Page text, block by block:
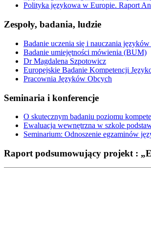
Polityka językowa w Europie. Raport
Zespoły, badania, ludzie
Badanie uczenia się i nauczania
Badanie umiejętności mówienia (BUM)
Dr Magdalena Szpotowicz
Europejskie Badanie Kompetencji
Pracownia Języków Obcych
Seminaria i konferencje
O skutecznym badaniu poziomu
Ewaluacja wewnętrzna w szkole
Seminarium: Odnoszenie egzaminów
Raport podsumowujący projekt :